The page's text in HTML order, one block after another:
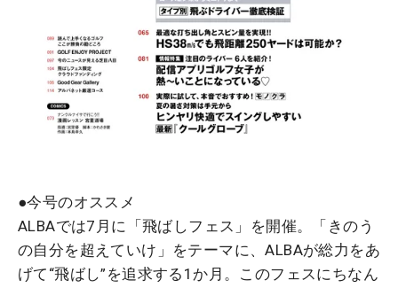
●今号のオススメ
ALBAでは7月に「飛ばしフェス」を開催。「きのう
の自分を超えていけ」をテーマに、ALBAが総力をあ
げて“飛ばし”を追求する1か月。このフェスにちなん